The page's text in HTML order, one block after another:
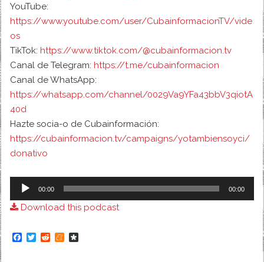
YouTube:
https://www.youtube.com/user/CubainformacionTV/vide
os
TikTok:https://www.tiktok.com/@cubainformacion.tv
Canal de Telegram:https://t.me/cubainformacion
Canal de WhatsApp:
https://whatsapp.com/channel/0029Va9YFa43bbV3qiotA
40d
Hazte socia-o de Cubainformación:
https://cubainformacion.tv/campaigns/yotambiensoyci/
donativo
Audio
Player
00:00 00:00
Download this podcast
F
T
R
M